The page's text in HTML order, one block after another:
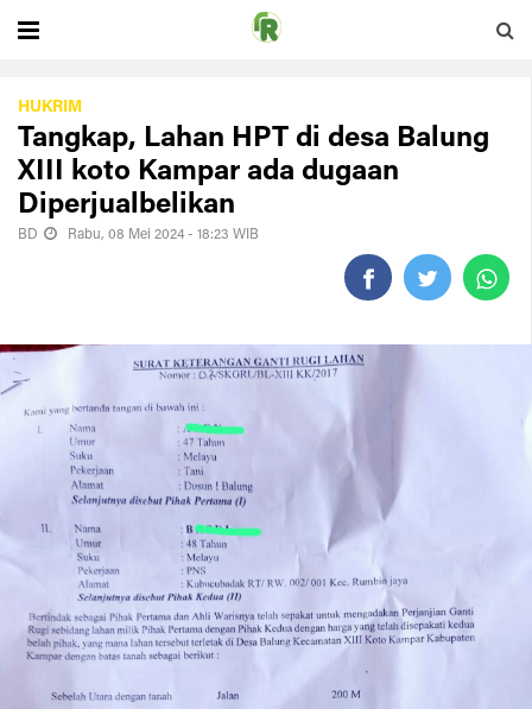
HUKRIM
Tangkap, Lahan HPT di desa Balung
XIII koto Kampar ada dugaan
Diperjualbelikan
BD Rabu, 08 Mei 2024 - 18:23 WIB